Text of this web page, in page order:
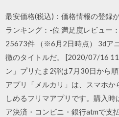
最安価格(税込)：価格情報の登録
ランキング：-位 満足度レビュー
25673件 （※6月2日時点） 3dア
徴のタイトルだ。 [2020/07/16
ン」プリたま2弾は7月30日から
アプリ「メルカリ」は、スマホ
しめるフリマアプリです。購入時
ア決済・コンビニ・銀行atmで支